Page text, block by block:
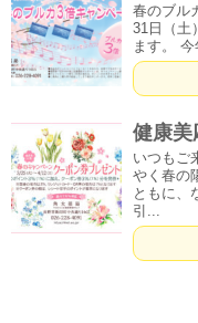
春のブル
31日（土
ます。
健康
いつもご
やく春の
ともに、
引...